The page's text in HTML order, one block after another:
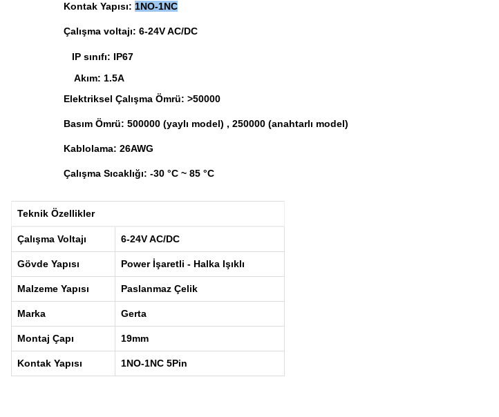
Kontak Yapısı: 1NO-1NC
Çalışma voltajı: 6-24V AC/DC
IP sınıfı: IP67
Akım: 1.5A
Elektriksel Çalışma Ömrü: >50000
Basım Ömrü: 500000 (yaylı model) , 250000 (anahtarlı model)
Kablolama: 26AWG
Çalışma Sıcaklığı: -30 °C ~ 85 °C
Teknik Özellikler
Çalışma Voltajı 6-24V AC/DC
Gövde Yapısı Power İşaretli - Halka Işıklı
Malzeme Yapısı Paslanmaz Çelik
Marka Gerta
Montaj Çapı 19mm
Kontak Yapısı 1NO-1NC 5Pin